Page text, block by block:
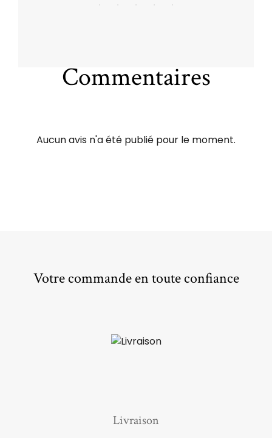
Commentaires
Aucun avis n'a été publié pour le moment.
Votre commande en toute confiance
Livraison